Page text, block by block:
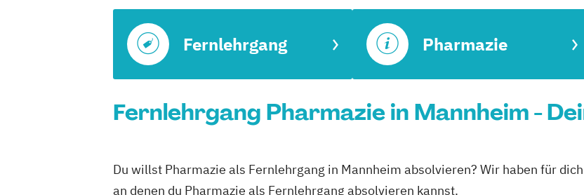
Fernlehrgang Pharmazie
Fernlehrgang Pharmazie in Mannheim -
Du willst Pharmazie als Fernlehrgang in Mannheim absolvieren? Wir haben für
an denen du Pharmazie als Fernlehrgang absolvieren kannst.